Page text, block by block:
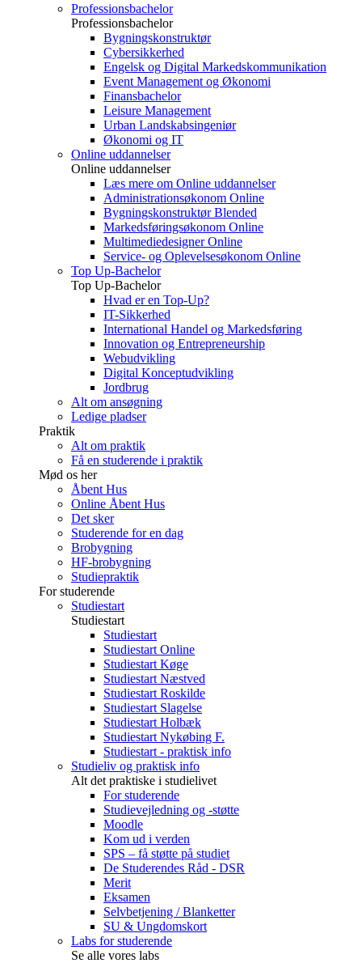
Professionsbachelor
Professionsbachelor
Bygningskonstruktør
Cybersikkerhed
Engelsk og Digital Markedskommunikation
Event Management og Økonomi
Finansbachelor
Leisure Management
Urban Landskabsingeniør
Økonomi og IT
Online uddannelser
Online uddannelser
Læs mere om Online uddannelser
Administrationsøkonom Online
Bygningskonstruktør Blended
Markedsføringsøkonom Online
Multimediedesigner Online
Service- og Oplevelsesøkonom Online
Top Up-Bachelor
Top Up-Bachelor
Hvad er en Top-Up?
IT-Sikkerhed
International Handel og Markedsføring
Innovation og Entrepreneurship
Webudvikling
Digital Konceptudvikling
Jordbrug
Alt om ansøgning
Ledige pladser
Praktik
Alt om praktik
Få en studerende i praktik
Mød os her
Åbent Hus
Online Åbent Hus
Det sker
Studerende for en dag
Brobygning
HF-brobygning
Studiepraktik
For studerende
Studiestart
Studiestart
Studiestart
Studiestart Online
Studiestart Køge
Studiestart Næstved
Studiestart Roskilde
Studiestart Slagelse
Studiestart Holbæk
Studiestart Nykøbing F.
Studiestart - praktisk info
Studieliv og praktisk info
Alt det praktiske i studielivet
For studerende
Studievejledning og -støtte
Moodle
Kom ud i verden
SPS – få støtte på studiet
De Studerendes Råd - DSR
Merit
Eksamen
Selvbetjening / Blanketter
SU & Ungdomskort
Labs for studerende
Se alle vores labs